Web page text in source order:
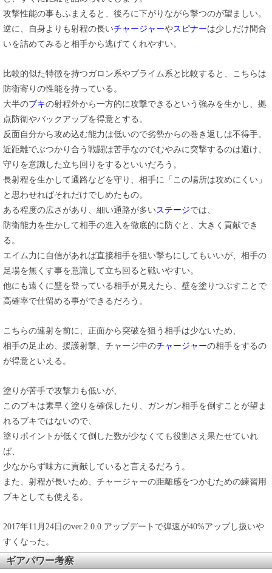
攻撃性能の事もふまえると、後ろに下がりながら撃つのが望ましい。
逆に、自身よりも射程の長いチャージャーやスピナーは少しだけ間合
いを詰めてみると相手から逃げてくれやすい。
比較的似た特徴を持つガロン系やプライム系と比較すると、こちらは
防衛寄りの性能を持っている。
大半のブキの射程外から一方的に攻撃できるという強みを生かし、拠
点防衛やバックアップを得意とする。
反面自分から攻め込む能力は低いので劣勢からの巻き返しは不得手。
近距離でぶつかり合う戦闘は苦手なのでむやみに突撃するのは避け、
守りを意識した立ち回りをするといいだろう。
長射程を生かして通路などを守り、相手に「この場所は攻めにくい」
と思わせればそれだけでしめたもの。
ある程度の広さがあり、細い通路が多いステージでは、
防衛能力を生かして相手の進入を徹底的に防ぐと、大きく貢献でき
る。
エイム力に自信があれば直接相手を狙い撃ちにしてもいいが、相手の
足場を無くす事を意識して立ち回ると戦いやすい。
他にも遠くに壁を登っている相手が見えたら、壁を塗りつぶすことで
高確率で仕留める事ができるだろう。
こちらの連射を前に、正面から突破を狙う相手は少ないため、
相手の足止め、援護射撃、チャージ中のチャージャーの相手をするの
が得意といえる。
塗りが苦手で攻撃力も低いが、
このブキは素早く塗りを確保したり、ガンガン相手を倒すことが望ま
れるブキではないので、
塗りポイントが低くて倒した数が少なくても役割さえ果たせていれ
ば、
少なからず味方に貢献していると言えるだろう。
また、射程が長いため、チャージャーの距離感をつかむための練習用
ブキとしても使える。
2017年11月24日のver.2.0.0.アップデートで弾速が40%アップし扱いや
すくなった。
ギアパワー考察